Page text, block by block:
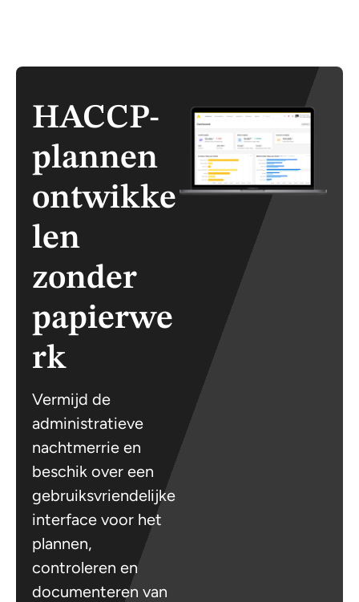
HACCP-
plannen
ontwikke
len
zonder
papierwe
rk
Vermijd de
administratieve
nachtmerrie en
beschik over een
gebruiksvriendelijke
interface voor het
plannen,
controleren en
documenteren van